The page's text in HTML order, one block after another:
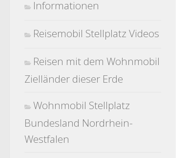
Informationen
Reisemobil Stellplatz Videos
Reisen mit dem Wohnmobil
Zielländer dieser Erde
Wohnmobil Stellplatz
Bundesland Nordrhein-
Westfalen